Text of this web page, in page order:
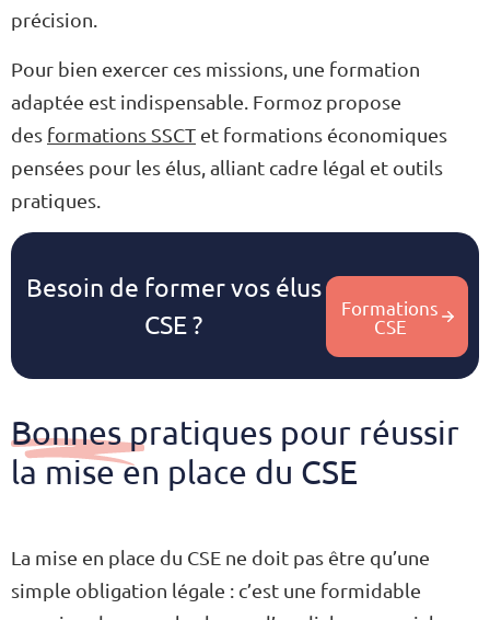
précision.
Pour bien exercer ces missions, une formation
adaptée est indispensable. Formoz propose
des formations SSCT et formations économiques
pensées pour les élus, alliant cadre légal et outils
pratiques.
Besoin de former vos élus
CSE ?
Formations
CSE
Bonnes pratiques pour réussir
la mise en place du CSE
La mise en place du CSE ne doit pas être qu’une
simple obligation légale : c’est une formidable